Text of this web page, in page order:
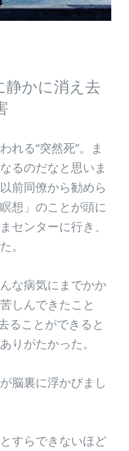
静かに消え去
れる“突然死”。ま
るのだなと思いま
前同僚から勧めら
想」のことが頭に
センターに行き、
。
な病気にまでかか
しんできたこと
ることができると
りがたかった。
脳裏に浮かびまし
すらできないほど